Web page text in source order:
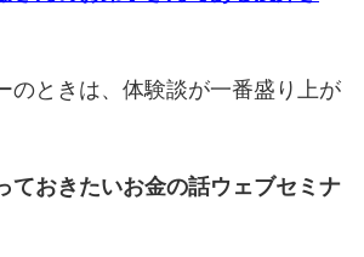
のときは、体験談が一番盛り上が
ておきたいお金の話ウェブセミナ